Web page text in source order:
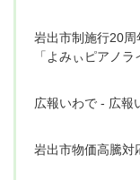
岩出市制施行20
「よみぃピアノラ
広報いわで - 広報
岩出市物価高騰対